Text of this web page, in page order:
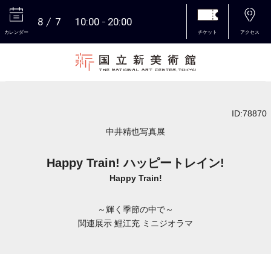
カレンダー
8 7 10:00 20:00
チケット アクセス
ID:78870
中井精也写真展
Happy Train! ハッピートレイン!
Happy Train!
～輝く季節の中で～
関連展示 鯉江充 ミニジオラマ